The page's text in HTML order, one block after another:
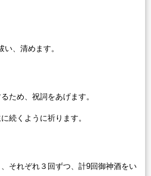
、清めます。
ため、祝詞をあげます。
続くように祈ります。
それぞれ３回ずつ、計9回御神酒をい